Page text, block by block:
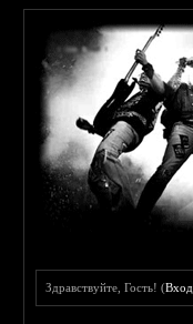
Здравствуйте, Гость! (Вход